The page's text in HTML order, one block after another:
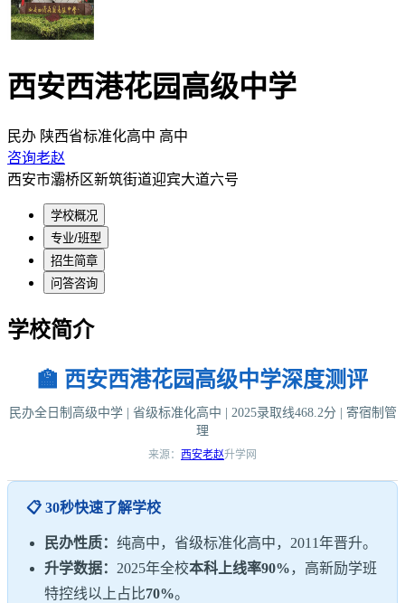
西安西港花园高级中学
民办 陕西省标准化高中 高中
咨询老赵
西安市灞桥区新筑街道迎宾大道六号
学校概况
专业/班型
招生简章
问答咨询
学校简介
🏫 西安西港花园高级中学深度测评
民办全日制高级中学 | 省级标准化高中 | 2025录取线468.2分 | 寄宿制管
理
来源： 西安老赵升学网
📋 30秒快速了解学校
民办性质： 纯高中，省级标准化高中，2011年晋升。
升学数据： 2025年全校本科上线率90%，高新励学班
特控线以上占比70%。